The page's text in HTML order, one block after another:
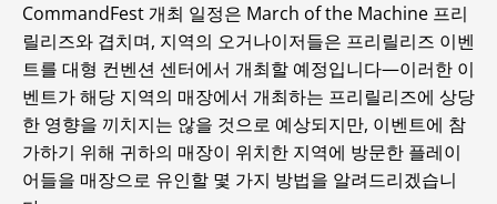
CommandFest 개최 일정은 March of the Machine 프리
릴리즈와 겹치며, 지역의 오거나이저들은 프리릴리즈 이벤
트를 대형 컨벤션 센터에서 개최할 예정입니다—이러한 이
벤트가 해당 지역의 매장에서 개최하는 프리릴리즈에 상당
한 영향을 끼치지는 않을 것으로 예상되지만, 이벤트에 참
가하기 위해 귀하의 매장이 위치한 지역에 방문한 플레이
어들을 매장으로 유인할 몇 가지 방법을 알려드리겠습니